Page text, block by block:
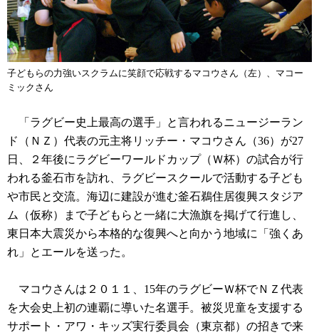
子どもらの力強いスクラムに笑顔で応戦するマコウさん（左）、マコー
ミックさん
「ラグビー史上最高の選手」と言われるニュージーラン
ド（ＮＺ）代表の元主将リッチー・マコウさん（36）が27
日、２年後にラグビーワールドカップ（Ｗ杯）の試合が行
われる釜石市を訪れ、ラグビースクールで活動する子ども
や市民と交流。海辺に建設が進む釜石鵜住居復興スタジア
ム（仮称）まで子どもらと一緒に大漁旗を掲げて行進し、
東日本大震災から本格的な復興へと向かう地域に「強くあ
れ」とエールを送った。
マコウさんは２０１１、15年のラグビーＷ杯でＮＺ代表
を大会史上初の連覇に導いた名選手。被災児童を支援する
サポート・アワ・キッズ実行委員会（東京都）の招きで来